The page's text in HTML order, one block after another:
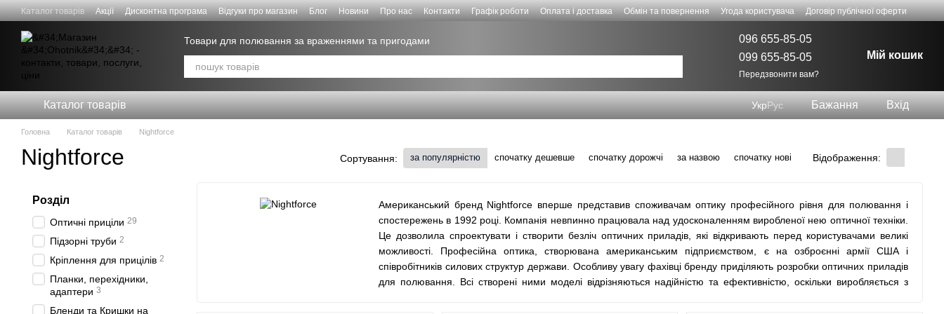
Перейти к основному контенту
Каталог товарів Акції Дисконтна програма Відгуки про магазин Блог Новини Про нас Контакти Графік роботи Оплата і доставка Обмін та повернення Угода користувача
Договір публічної оферти
Товари для полювання за враженнями та пригодами
096 655-85-05
099 655-85-05
Передзвонити вам?
Мій кошик
Каталог товарів УкрРус Бажання Вхід
Головна Каталог товарів Nightforce
Nightforce Сортування: за популярністю спочатку дешевше спочатку дорожчі за назвою спочатку нові Відображення:
Американський бренд Nightforce вперше представив споживачам оптику професійного рівня для полювання і
спостережень в 1992 році. Компанія невпинно працювала над удосконаленням виробленої нею оптичної техніки.
Це дозволила спроектувати і створити безліч оптичних приладів, які відкривають перед користувачами великі
можливості. Професійна оптика, створювана американським підприємством, є на озброєнні армії США і
співробітників силових структур держави. Особливу увагу фахівці бренду приділяють розробки оптичних приладів
для полювання. Всі створені ними моделі відрізняються надійністю та ефективністю, оскільки виробляється з
Розділ
Оптичні приціли 29
Підзорні труби 2
Кріплення для прицілів 2
Планки, перехідники,
адаптери 3
Бленди та Кришки на